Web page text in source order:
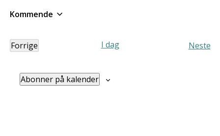
Kommende
Forrige
I dag
Neste
Abonner på kalender